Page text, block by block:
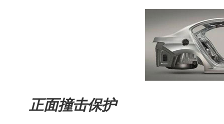
正面撞击保护